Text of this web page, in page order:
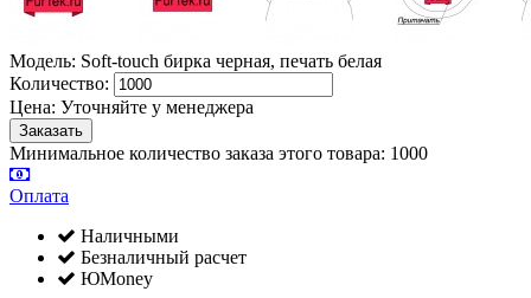
Модель: Soft-touch бирка черная, печать белая
Количество:
Цена: Уточняйте у менеджера
Минимальное количество заказа этого товара: 1000
Оплата
Наличными
Безналичный расчет
ЮMoney